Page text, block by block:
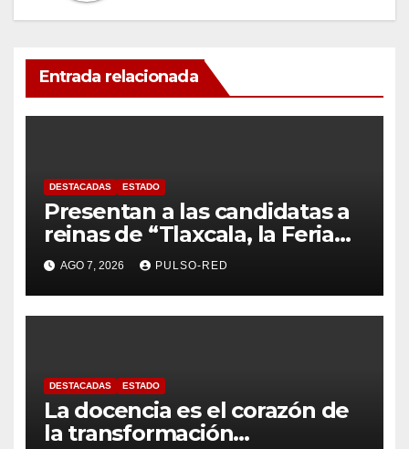
Entrada relacionada
DESTACADAS ESTADO
Presentan a las candidatas a
reinas de “Tlaxcala, la Feria
de Ferias 2026: La Flor
Tlaxcalteca”
AGO 7, 2026 PULSO-RED
DESTACADAS ESTADO
La docencia es el corazón de
la transformación